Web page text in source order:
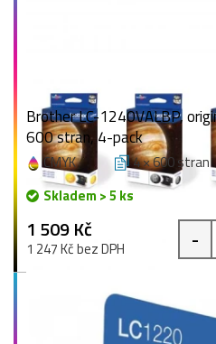
Brother LC-1240VALBP,
600 stran, 4-pack
CMYK 4 × 600 stran
Skladem > 5 ks
1 509 Kč
1 247 Kč bez DPH -